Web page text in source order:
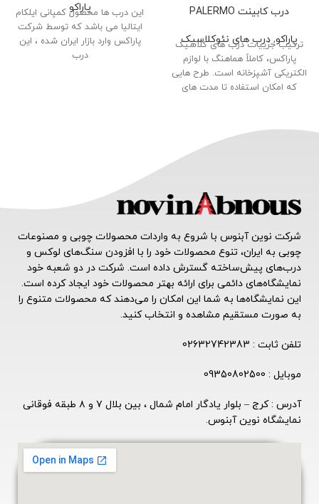
درب کابینت PALERMO
پاراکو, درب‌ های نئوکلاسیک
ترکیب جزییات درب های کلاسیک
پاراکس، کاملاً هماهنگ با لوازم
الکتریکی آشپزخانه است. طرح هایی
که امکان استفاده تا مدت های
زندگی، پاراکس پیشنهاد انتخاب از
جدیدترین سری درب های کلاسیک را
پاراکو
این درب ها محصول کمپانی ایلکام
ایتالیا می باشد که توسط شرکت
پاراکس وارد بازار ایران شده ، این
درب
شرکت نوین آبنوس با شروع به واردات محصولات چوبی و مصنوعات
چوبی به ایران، تنوع محصولات خود را با افزودن سنگ‌های لوکس و
درب‌های پیش‌ساخته گسترش داده است. شرکت در دو شعبه خود
نمایشگاه‌های دائمی برای ارائه بهتر محصولات خود ایجاد کرده است.
این نمایشگاه‌ها به شما این امکان را می‌دهند که محصولات متنوع را
به صورت مستقیم مشاهده و انتخاب کنید.
تلفن ثابت : 02632742383
موبایل : 09350802500
آدرس : کرج – بلوار یادگار امام شمال ، بین بلال ۷ و ۸ طبقه فوقانی
نمایشگاه نوین آبنوس.